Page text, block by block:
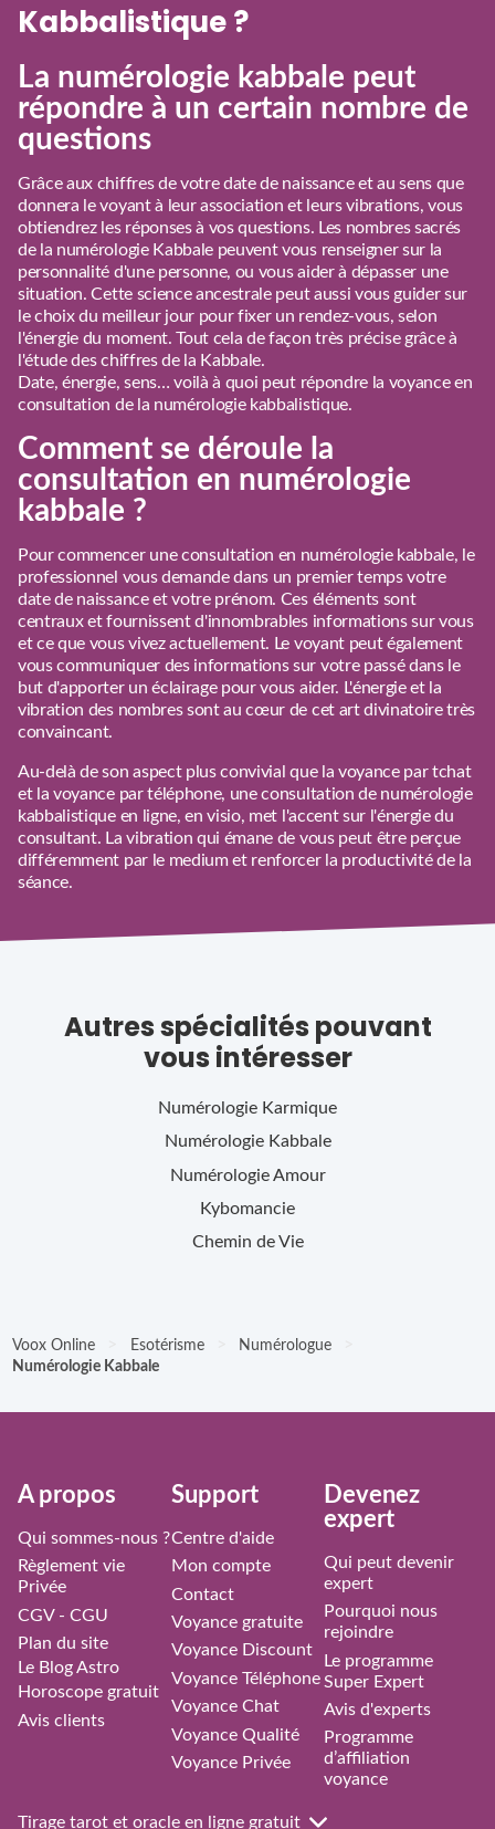
Kabbalistique ?
La numérologie kabbale peut
répondre à un certain nombre de
questions
Grâce aux chiffres de votre date de naissance et au sens que
donnera le voyant à leur association et leurs vibrations, vous
obtiendrez les réponses à vos questions. Les nombres sacrés
de la numérologie Kabbale peuvent vous renseigner sur la
personnalité d'une personne, ou vous aider à dépasser une
situation. Cette science ancestrale peut aussi vous guider sur
le choix du meilleur jour pour fixer un rendez-vous, selon
l'énergie du moment. Tout cela de façon très précise grâce à
l'étude des chiffres de la Kabbale.
Date, énergie, sens… voilà à quoi peut répondre la voyance en
consultation de la numérologie kabbalistique.
Comment se déroule la
consultation en numérologie
kabbale ?
Pour commencer une consultation en numérologie kabbale, le
professionnel vous demande dans un premier temps votre
date de naissance et votre prénom. Ces éléments sont
centraux et fournissent d'innombrables informations sur vous
et ce que vous vivez actuellement. Le voyant peut également
vous communiquer des informations sur votre passé dans le
but d'apporter un éclairage pour vous aider. L'énergie et la
vibration des nombres sont au cœur de cet art divinatoire très
convaincant.
Au-delà de son aspect plus convivial que la voyance par tchat
et la voyance par téléphone, une consultation de numérologie
kabbalistique en ligne, en visio, met l'accent sur l'énergie du
consultant. La vibration qui émane de vous peut être perçue
différemment par le medium et renforcer la productivité de la
séance.
Autres spécialités pouvant
vous intéresser
Numérologie Karmique
Numérologie Kabbale
Numérologie Amour
Kybomancie
Chemin de Vie
Voox Online Esotérisme Numérologue
Numérologie Kabbale
À propos
Qui sommes-nous ?
Règlement vie
Privée
CGV - CGU
Plan du site
Le Blog Astro
Horoscope gratuit
Avis clients
Support
Centre d'aide
Mon compte
Contact
Voyance gratuite
Voyance Discount
Voyance Téléphone
Voyance Chat
Voyance Qualité
Voyance Privée
Devenez
expert
Qui peut devenir
expert
Pourquoi nous
rejoindre
Le programme
Super Expert
Avis d'experts
Programme
d’affiliation
voyance
Tirage tarot et oracle en ligne gratuit